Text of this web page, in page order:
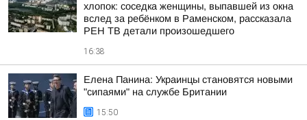
хлопок: соседка женщины, выпавшей из окна
вслед за ребёнком в Раменском, рассказала
РЕН ТВ детали произошедшего
16:38
Елена Панина: Украинцы становятся новыми
"сипаями" на службе Британии
15:50